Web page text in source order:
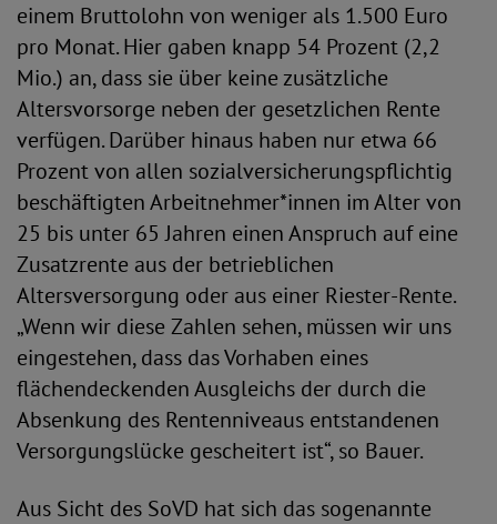
einem Bruttolohn von weniger als 1.500 Euro
pro Monat. Hier gaben knapp 54 Prozent (2,2
Mio.) an, dass sie über keine zusätzliche
Altersvorsorge neben der gesetzlichen Rente
verfügen. Darüber hinaus haben nur etwa 66
Prozent von allen sozialversicherungspflichtig
beschäftigten Arbeitnehmer*innen im Alter von
25 bis unter 65 Jahren einen Anspruch auf eine
Zusatzrente aus der betrieblichen
Altersversorgung oder aus einer Riester-Rente.
„Wenn wir diese Zahlen sehen, müssen wir uns
eingestehen, dass das Vorhaben eines
flächendeckenden Ausgleichs der durch die
Absenkung des Rentenniveaus entstandenen
Versorgungslücke gescheitert ist“, so Bauer.
Aus Sicht des SoVD hat sich das sogenannte